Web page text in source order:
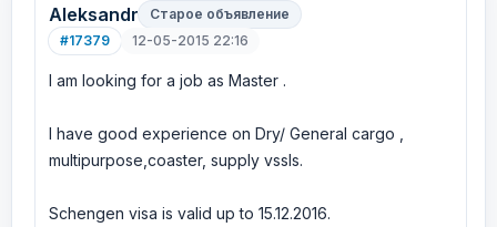
Aleksandr
Старое объявление
#17379
12-05-2015 22:16
I am looking for a job as Master .
I have good experience on Dry/ General cargo ,
multipurpose,coaster, supply vssls.
Schengen visa is valid up to 15.12.2016.